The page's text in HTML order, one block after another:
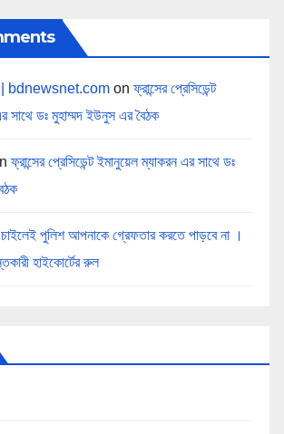
bdnewsnet.com onফ্রান্সের প্রেসিডেন্ট
সাথে ডঃ মুহাম্মদ ইউনুস এর বৈঠক
ফ্রান্সের প্রেসিডেন্ট ইমানুয়েল ম্যাকরন এর সাথে ডঃ
চাইলেই পুলিশ আপনাকে গ্রেফতার করতে পাড়বে না ।
হাইকোর্টের রুল